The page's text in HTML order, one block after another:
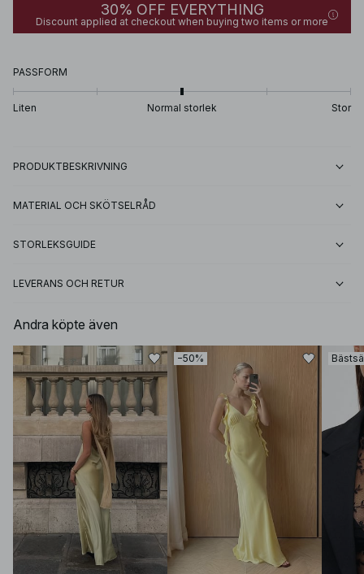
30% OFF EVERYTHING
Discount applied at checkout when buying two items or more
PASSFORM
Liten Normal storlek Stor
PRODUKTBESKRIVNING
MATERIAL OCH SKÖTSELRÅD
STORLEKSGUIDE
LEVERANS OCH RETUR
Andra köpte även
−50%